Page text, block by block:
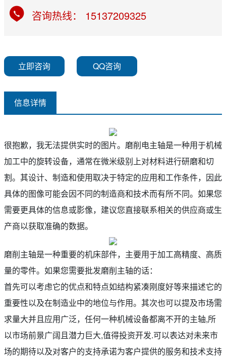
咨询热线： 15137209325
立即咨询 QQ咨询
信息详情
很抱歉，我无法提供实时的图片。磨削电主轴是一种用于机械
加工中的旋转设备，通常在微米级别上对材料进行研磨和切
割。其设计、制造和使用取决于特定的应用和工作条件，因此
具体的图像可能会因不同的制造商和技术而有所不同。如果您
需要更具体的信息或影像，建议您直接联系相关的供应商或生
产商以获取准确的数据。
磨削主轴是一种重要的机床部件，主要用于加工高精度、高质
量的零件。如果您需要批发磨削主轴的话：
首先可以考虑它的优点和特点如结构紧凑刚度好等来描述它的
重要性以及在制造业中的地位与作用。其次也可以提及市场需
求量大并且应用广泛，任何一种机械设备都离不开的主轴,所
以市场前景广阔且潜力巨大,值得投资开发.可以表达对未来市
场的期待以及对客户的支持承诺为客户提供的服务和技术支持